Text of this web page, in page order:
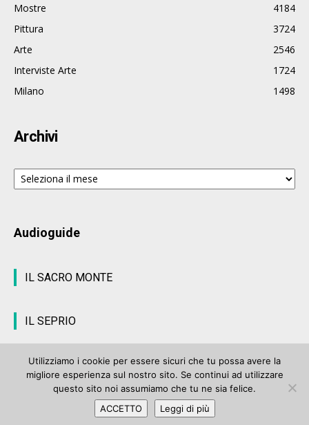
Mostre
4184
Pittura
3724
Arte
2546
Interviste Arte
1724
Milano
1498
Archivi
Archivi
Audioguide
IL SACRO MONTE
IL SEPRIO
© ArteVarese.com by Wtv S.r.l.- © 2007 - P.I. 03063680122 Iscrizione n°
906 del Registro Stampa del Tribunale di Varese del 17 luglio 2006 |
Privacy Policy
Utilizziamo i cookie per essere sicuri che tu possa avere la
migliore esperienza sul nostro sito. Se continui ad utilizzare
questo sito noi assumiamo che tu ne sia felice.
ACCETTO
Leggi di più